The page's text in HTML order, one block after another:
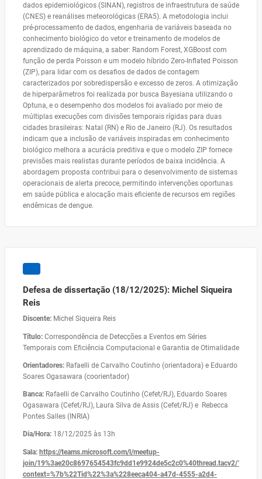
dados epidemiológicos (SINAN), registros de infraestrutura de saúde
(CNES) e reanálises meteorológicas (ERA5). A metodologia inclui
pré-processamento de dados, engenharia de variáveis baseada no
conhecimento biológico do vetor e treinamento de modelos de
aprendizado de máquina, a saber: Random Forest, XGBoost com
função de perda Poisson e um modelo híbrido Zero-Inflated Poisson
(ZIP), para lidar com os desafios de dados de contagem
caracterizados por sobredispersão e excesso de zeros. A otimização
de hiperparâmetros foi realizada por busca Bayesiana utilizando o
Optuna, e o desempenho dos modelos foi avaliado por meio de
múltiplas execuções com divisões temporais rígidas para duas
cidades brasileiras: Natal (RN) e Rio de Janeiro (RJ). Os resultados
indicam que a inclusão de variáveis inspiradas em conhecimento
biológico melhora a acurácia preditiva e que o modelo ZIP fornece
previsões mais realistas durante períodos de baixa incidência. A
abordagem proposta contribui para o desenvolvimento de sistemas
operacionais de alerta precoce, permitindo intervenções oportunas
em saúde pública e alocação mais eficiente de recursos em regiões
endêmicas de dengue.
Defesa de dissertação (18/12/2025): Michel Siqueira
Reis
Discente: Michel Siqueira Reis
Título: Correspondência de Detecções a Eventos em Séries
Temporais com Eficiência Computacional e Garantia de Otimalidade
Orientadores: Rafaelli de Carvalho Coutinho (orientadora) e Eduardo
Soares Ogasawara (coorientador)
Banca: Rafaelli de Carvalho Coutinho (Cefet/RJ), Eduardo Soares
Ogasawara (Cefet/RJ), Laura Silva de Assis (Cefet/RJ) e Rebecca
Pontes Salles (INRIA)
Dia/Hora: 18/12/2025 às 13h
Sala: https://teams.microsoft.com/l/meetup-
join/19%3ae20c8697654543fc9dd1e9924de5c2c0%40thread.tacv2/
context=%7b%22Tid%22%3a%228eeca404-a47d-4555-a2d4-